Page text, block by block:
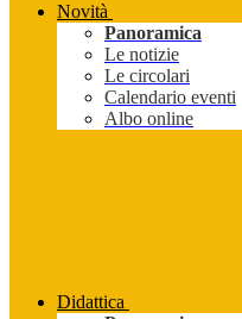
Novità
Panoramica
Le notizie
Le circolari
Calendario eventi
Albo online
Didattica